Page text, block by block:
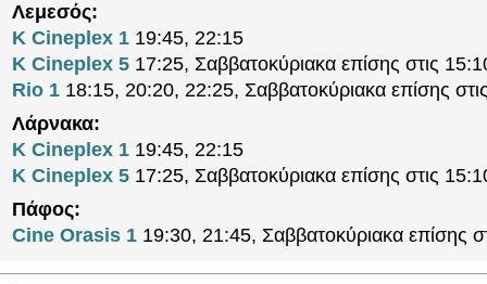
Λεμεσός:
K Cineplex 1 19:45, 22:15
K Cineplex 5 17:25, Σαββατοκύριακα επίσης στις
Rio 1 18:15, 20:20, 22:25, Σαββατοκύριακα επίσης
Λάρνακα:
K Cineplex 1 19:45, 22:15
K Cineplex 5 17:25, Σαββατοκύριακα επίσης στις
Πάφος:
Cine Orasis 1 19:30, 21:45, Σαββατοκύριακα επίσης